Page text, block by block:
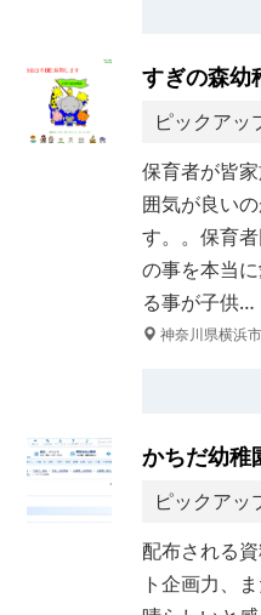
すぎの森幼
ピックアッ
保育者が皆
囲気が良い
す。。保育
の事を本当
る事が子供…
神奈川県横浜
かちだ幼稚
ピックアッ
配布される
ト企画力、